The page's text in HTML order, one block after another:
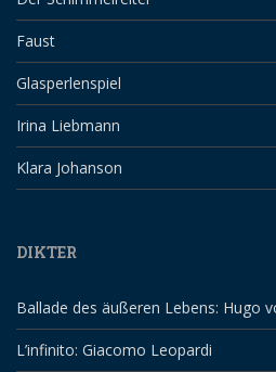
Faust
Glasperlenspiel
Irina Liebmann
Klara Johanson
DIKTER
Ballade des äußeren Lebens: Hugo
L’infinito: Giacomo Leopardi